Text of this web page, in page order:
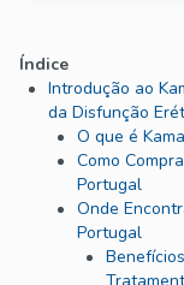
Índice
Introdução ao
da Disfunção
O que é
Como
Portugal
Onde
Portugal